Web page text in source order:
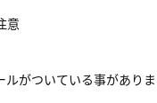
意
ルがついている事がありま